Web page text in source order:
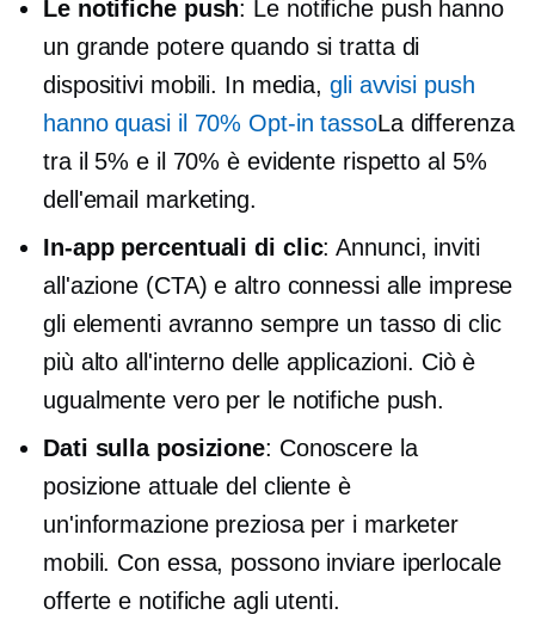
Le notifiche push: Le notifiche push hanno
un grande potere quando si tratta di
dispositivi mobili. In media, gli avvisi push
hanno quasi il 70% Opt-in tassoLa differenza
tra il 5% e il 70% è evidente rispetto al 5%
dell'email marketing.
In-apppercentuali di clic: Annunci, inviti
all'azione (CTA) e altro connessi alle imprese
gli elementi avranno sempre un tasso di clic
più alto all'interno delle applicazioni. Ciò è
ugualmente vero per le notifiche push.
Dati sulla posizione: Conoscere la
posizione attuale del cliente è
un'informazione preziosa per i marketer
mobili. Con essa, possono inviare iperlocale
offerte e notifiche agli utenti.